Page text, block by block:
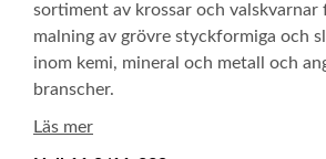
sortiment av krossar och valskvarnar
malning av grövre styckformiga och
inom kemi, mineral och metall och
branscher.
Läs mer